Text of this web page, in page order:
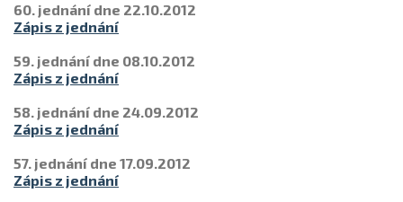
60. jednání dne 22.10.2012
Zápis z jednání
59. jednání dne 08.10.2012
Zápis z jednání
58. jednání dne 24.09.2012
Zápis z jednání
57. jednání dne 17.09.2012
Zápis z jednání